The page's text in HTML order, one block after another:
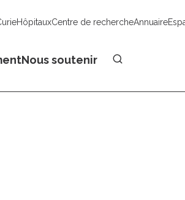
HôpitauxCentre de rechercheAnnuaire
Nous soutenir